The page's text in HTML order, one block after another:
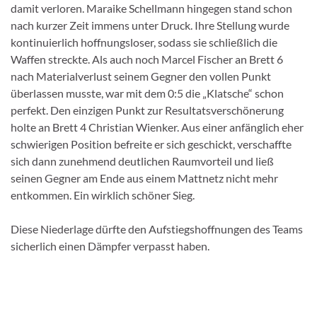
damit verloren. Maraike Schellmann hingegen stand schon
nach kurzer Zeit immens unter Druck. Ihre Stellung wurde
kontinuierlich hoffnungsloser, sodass sie schließlich die
Waffen streckte. Als auch noch Marcel Fischer an Brett 6
nach Materialverlust seinem Gegner den vollen Punkt
überlassen musste, war mit dem 0:5 die „Klatsche“ schon
perfekt. Den einzigen Punkt zur Resultatsverschönerung
holte an Brett 4 Christian Wienker. Aus einer anfänglich eher
schwierigen Position befreite er sich geschickt, verschaffte
sich dann zunehmend deutlichen Raumvorteil und ließ
seinen Gegner am Ende aus einem Mattnetz nicht mehr
entkommen. Ein wirklich schöner Sieg.
Diese Niederlage dürfte den Aufstiegshoffnungen des Teams
sicherlich einen Dämpfer verpasst haben.